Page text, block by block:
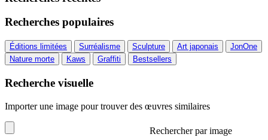
Recherches populaires
Éditions limitées Surréalisme Sculpture Art japonais
JonOne
Nature morte
Kaws Graffiti Bestsellers
Recherche visuelle
Importer une image pour trouver des œuvres similaires
Rechercher par image